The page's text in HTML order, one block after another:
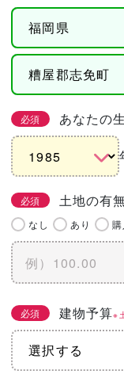
必須 あなたの
必須 土地の有
なし あり
必須 建物予算※